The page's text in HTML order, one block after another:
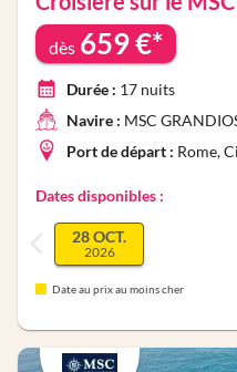
dès 659€*
Durée : 17 nuits
Navire : MSC
Port de départ : Rome,
Dates disponibles :
28 OCT.
2026
Date au prix au moins cher